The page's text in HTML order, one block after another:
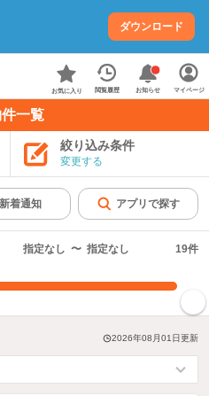
ダウンロード
お気に入り 閲覧履歴 お知らせ マイページ
一覧
絞り込み条件
変更する
新着通知 アプリで探す
指定なし 〜 指定なし 19件
2026年08月01日更新